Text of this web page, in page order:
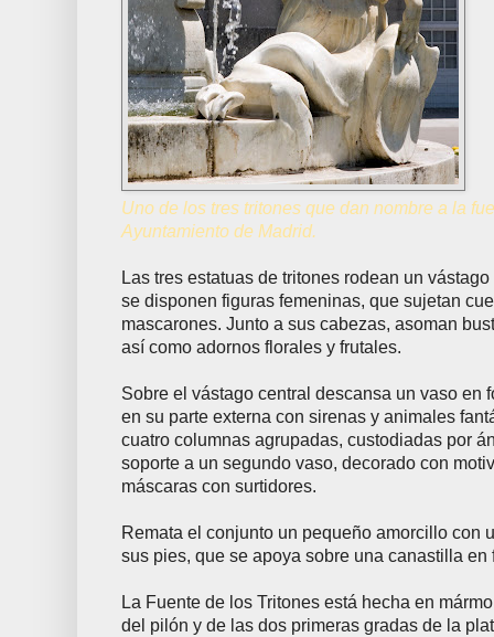
Uno de los tres tritones que dan nombre a la
Ayuntamiento de Madrid.
Las tres estatuas de tritones rodean un
se disponen figuras femeninas, que sujetan
mascarones. Junto a sus cabezas, asoman
así como adornos florales y frutales.
Sobre el vástago central descansa un vaso en
en su parte externa con sirenas y animales
cuatro columnas agrupadas, custodiadas por
soporte a un segundo vaso, decorado con
máscaras con surtidores.
Remata el conjunto un pequeño amorcillo con
sus pies, que se apoya sobre una canastilla en
La Fuente de los Tritones está hecha en
del pilón y de las dos primeras gradas de la